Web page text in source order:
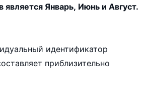
Январь, Июнь и Август.
стран:
идентификатор